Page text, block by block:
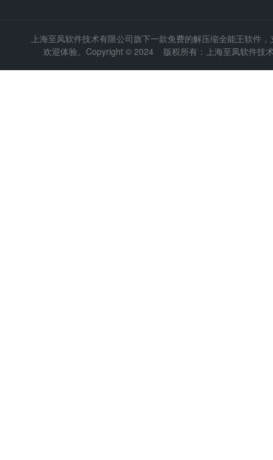
上海至凤软件技术有限公司旗下一款免费的解压缩全能王软件
欢迎体验。Copyright © 2024 版权所有：上海至凤软件技